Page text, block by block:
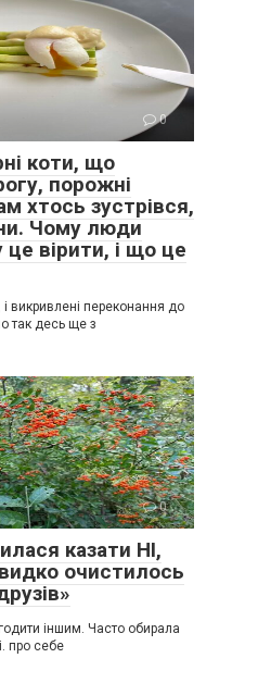
0
коти, що
порожні
хтось зустрівся,
Чому люди
вірити, і що це
викривлені переконання до
так десь ще з
0
казати НІ,
очистилось
іншим. Часто обирала
про себе